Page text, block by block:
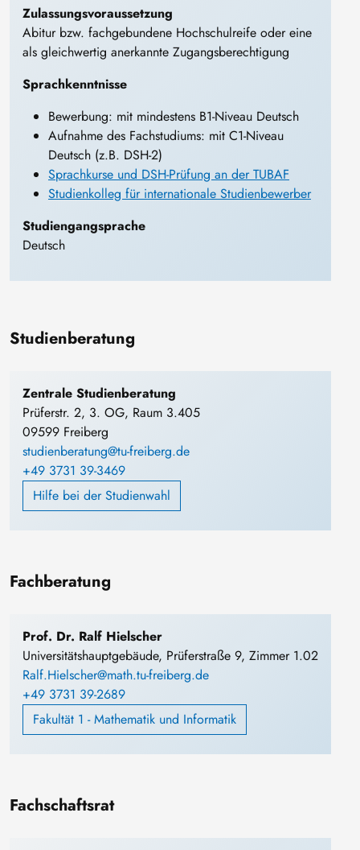
Zulassungsvoraussetzung
Abitur bzw. fachgebundene Hochschulreife oder eine
als gleichwertig anerkannte Zugangsberechtigung
Sprachkenntnisse
Bewerbung: mit mindestens B1-Niveau Deutsch
Aufnahme des Fachstudiums: mit C1-Niveau
Deutsch (z.B. DSH-2)
Sprachkurse und DSH-Prüfung an der TUBAF
Studienkolleg für internationale Studienbewerber
Studiengangsprache
Deutsch
Studienberatung
Zentrale Studienberatung
Prüferstr. 2, 3. OG, Raum 3.405
09599 Freiberg
studienberatung@tu-freiberg.de
+49 3731 39-3469
Hilfe bei der Studienwahl
Fachberatung
Prof. Dr. Ralf Hielscher
Universitätshauptgebäude, Prüferstraße 9, Zimmer 1.02
Ralf.Hielscher@math.tu-freiberg.de
+49 3731 39-2689
Fakultät 1 - Mathematik und Informatik
Fachschaftsrat